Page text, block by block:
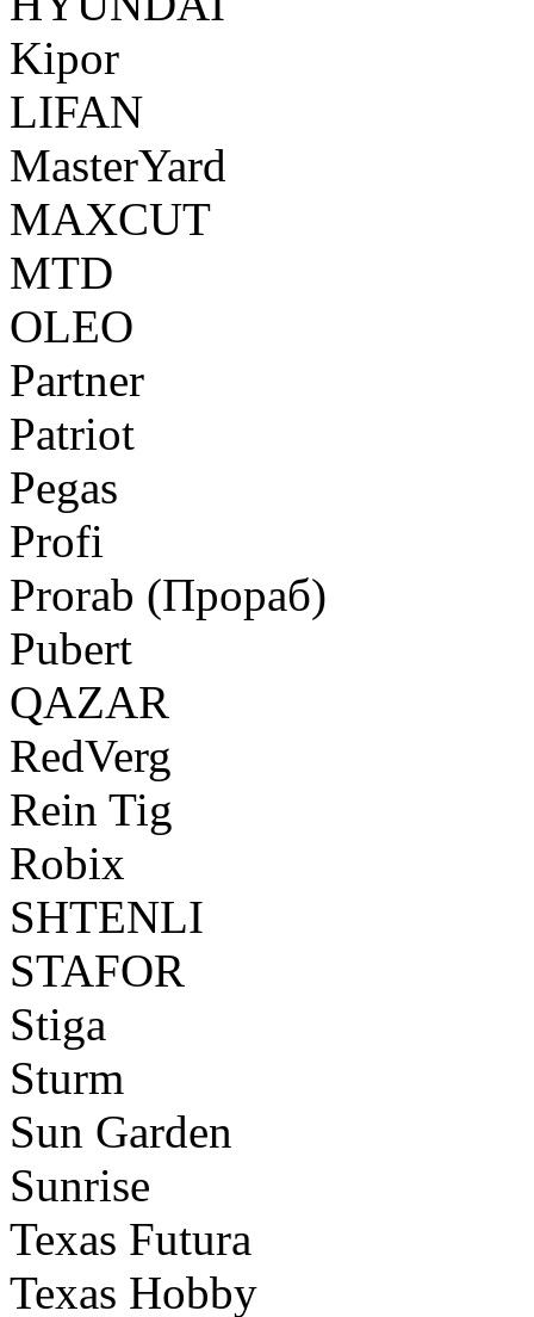
Kipor
LIFAN
MasterYard
MAXCUT
MTD
OLEO
Partner
Patriot
Pegas
Profi
Prorab (Прораб)
Pubert
QAZAR
RedVerg
Rein Tig
Robix
SHTENLI
STAFOR
Stiga
Sturm
Sun Garden
Sunrise
Texas Futura
Texas Hobby